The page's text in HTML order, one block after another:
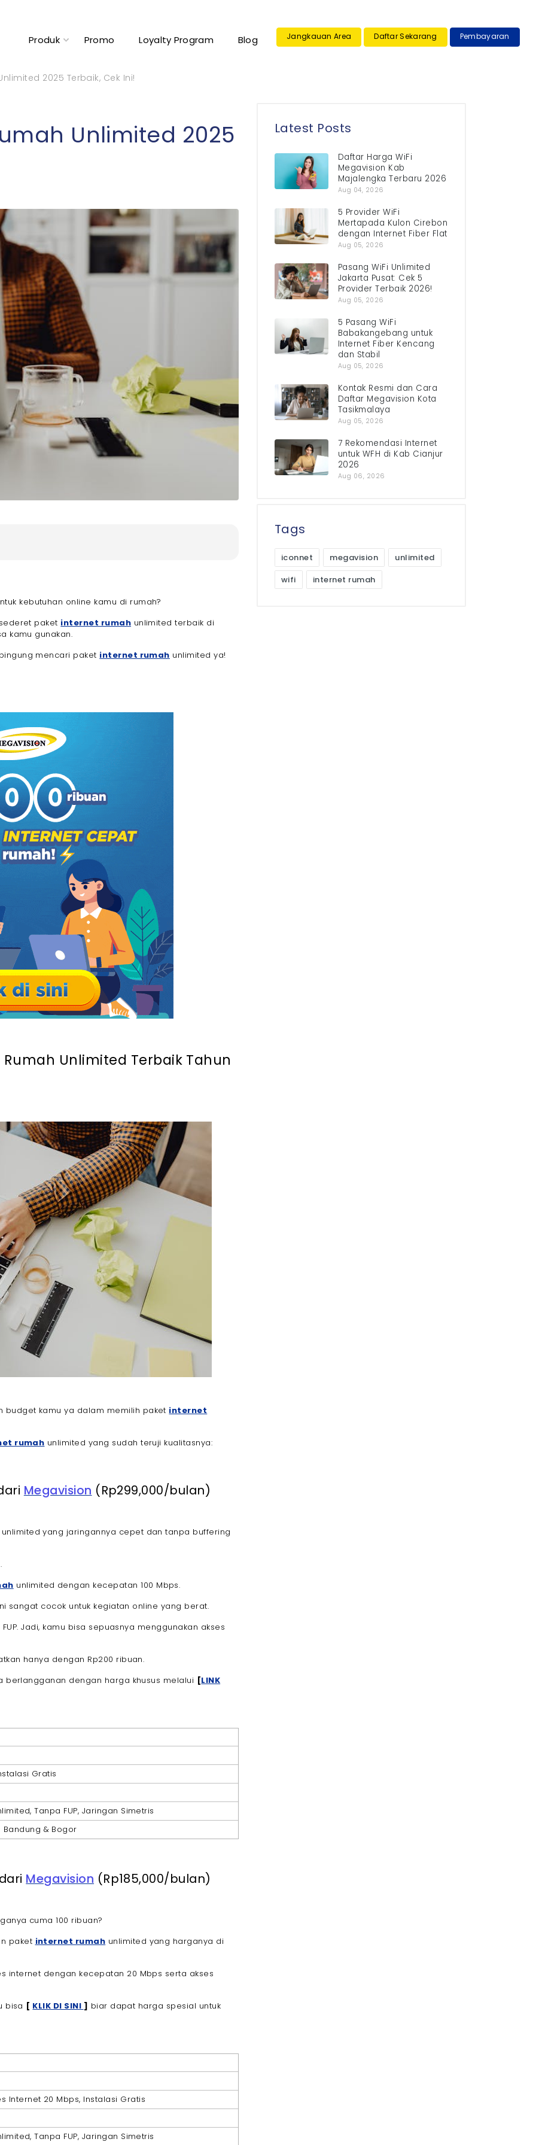
Produk Promo Loyalty Program Blog Jangkauan Area Daftar Sekarang Pembayaran
2025 Terbaik, Cek Ini!
Unlimited 2025
(Rp239,000/bulan)
bulan)
dari First Media (Rp695,000/bulan)
(Rp369,000/bulan)
Tambahan
Unlimited
benar tanpa batas?
jika melebihi batas FUP?
kebutuhan online kamu di rumah?
paket internet rumah unlimited terbaik di
kamu gunakan.
mencari paket internet rumah unlimited ya!
Unlimited Terbaik Tahun
budget kamu ya dalam memilih paket internet
rumah unlimited yang sudah teruji kualitasnya:
Megavision (Rp299,000/bulan)
yang jaringannya cepet dan tanpa buffering
unlimited dengan kecepatan 100 Mbps.
sangat cocok untuk kegiatan online yang berat.
Jadi, kamu bisa sepuasnya menggunakan akses
hanya dengan Rp200 ribuan.
berlangganan dengan harga khusus melalui [LINK
Gratis
Tanpa FUP, Jaringan Simetris
& Bogor
Megavision (Rp185,000/bulan)
cuma 100 ribuan?
paket internet rumah unlimited yang harganya di
internet dengan kecepatan 20 Mbps serta akses
bisa [ KLIK DI SINI ] biar dapat harga spesial untuk
Internet 20 Mbps, Instalasi Gratis
Tanpa FUP, Jaringan Simetris
Latest Posts
Daftar Harga WiFi
Megavision Kab
Majalengka Terbaru 2026
Aug 04, 2026
5 Provider WiFi
Mertapada Kulon Cirebon
dengan Internet Fiber Flat
Aug 05, 2026
Pasang WiFi Unlimited
Jakarta Pusat: Cek 5
Provider Terbaik 2026!
Aug 05, 2026
5 Pasang WiFi
Babakangebang untuk
Internet Fiber Kencang
dan Stabil
Aug 05, 2026
Kontak Resmi dan Cara
Daftar Megavision Kota
Tasikmalaya
Aug 05, 2026
7 Rekomendasi Internet
untuk WFH di Kab Cianjur
2026
Aug 06, 2026
Tags
iconnet megavision
unlimited
wifi
internet rumah